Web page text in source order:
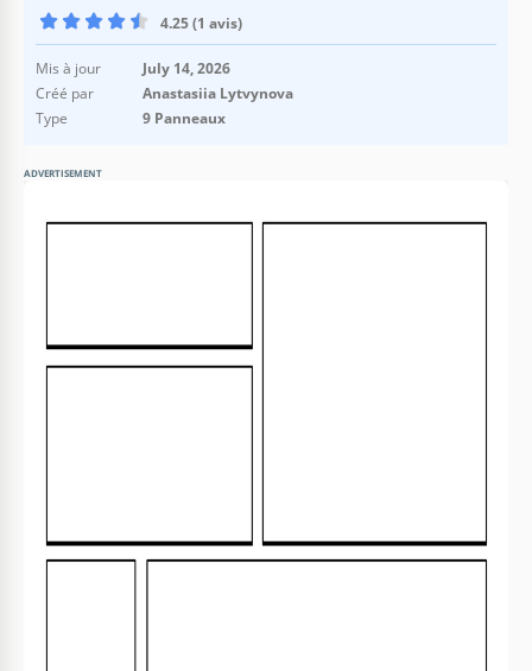
4.25 (1 avis)
Mis à jour
July 14, 2026
Créé par
Anastasiia Lytvynova
Type
9 Panneaux
ADVERTISEMENT